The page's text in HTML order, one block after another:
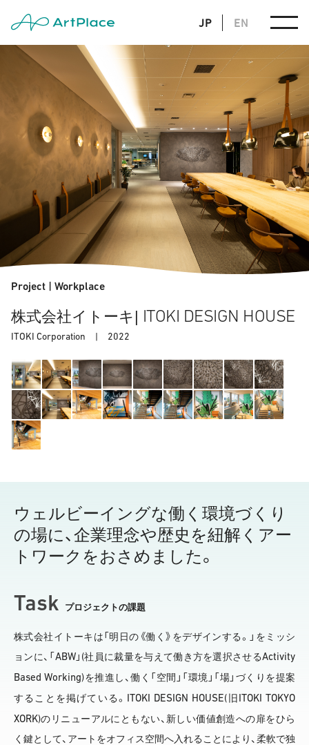
JP EN
Project | Workplace
株式会社イトーキ| ITOKI DESIGN HOUSE
ITOKI Corporation | 2022
ウェルビーイングな働く環境づくり
の場に、企業理念や歴史を紐解くアー
トワークをおさめました。
Task プロジェクトの課題
株式会社イトーキは「明日の《働く》をデザインする。」をミッシ
ョンに、「 ABW」 (社員に裁量を与えて働き方を選択させるActivity
Based Working)を推進し、働く「空間」「環境」「場」づくりを提案
することを掲げている。 ITOKI DESIGN HOUSE( 旧ITOKI TOKYO
XORK)のリニューアルにともない、新しい価値創造への扉をひら
く鍵として、アートをオフィス空間へ入れることにより、柔軟で独